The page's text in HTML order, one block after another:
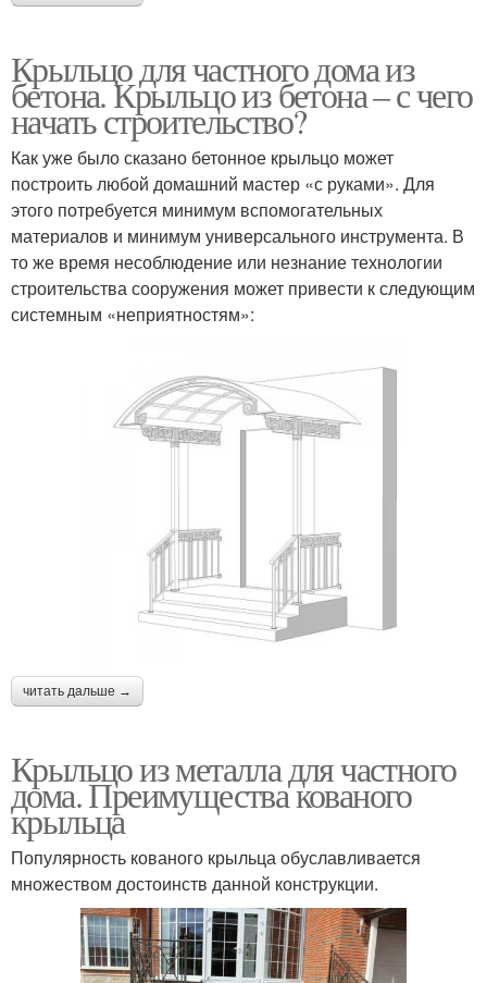
Крыльцо для частного дома из
бетона. Крыльцо из бетона – с чего
начать строительство?
Как уже было сказано бетонное крыльцо может
построить любой домашний мастер «с руками». Для
этого потребуется минимум вспомогательных
материалов и минимум универсального инструмента. В
то же время несоблюдение или незнание технологии
строительства сооружения может привести к следующим
системным «неприятностям»:
читать дальше →
Крыльцо из металла для частного
дома. Преимущества кованого
крыльца
Популярность кованого крыльца обуславливается
множеством достоинств данной конструкции.